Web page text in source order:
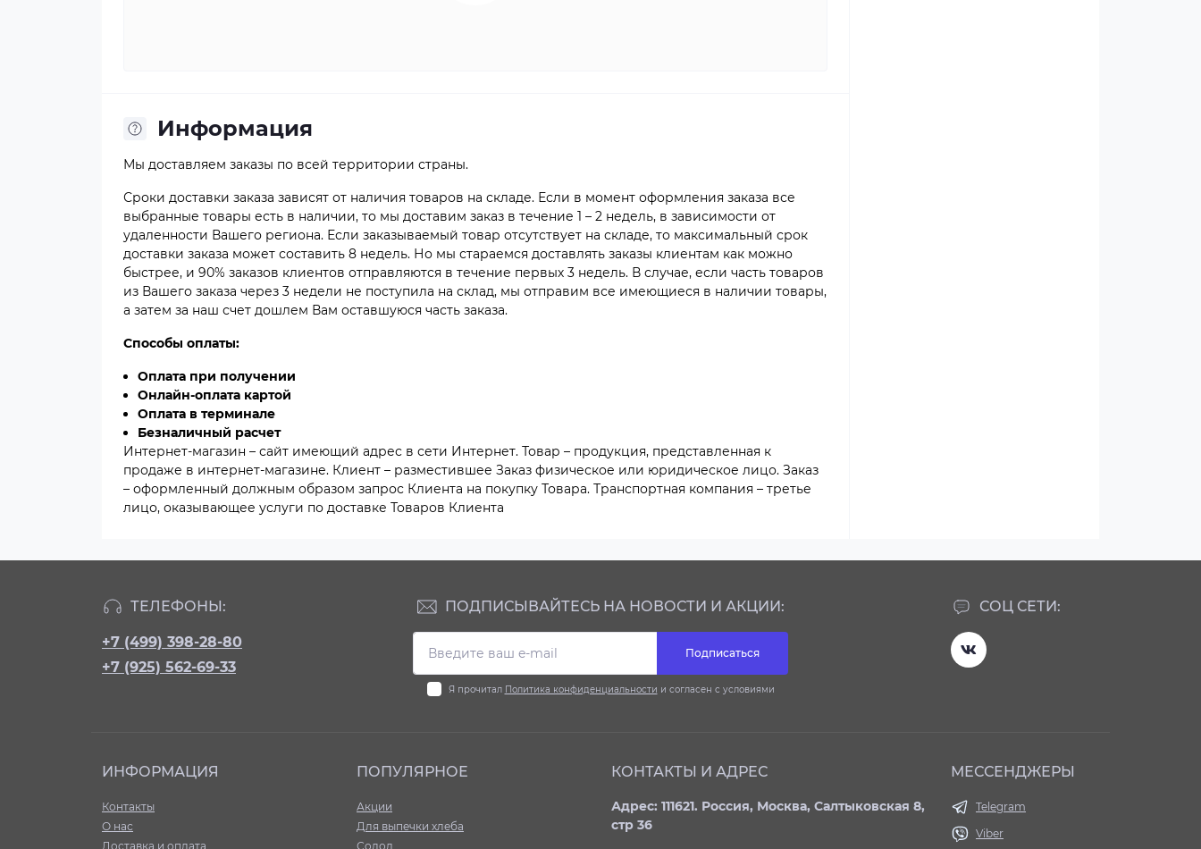
Информация
Мы доставляем заказы по всей территории страны.
Сроки доставки заказа зависят от наличия товаров на складе. Если в момент оформления заказа все
выбранные товары есть в наличии, то мы доставим заказ в течение 1 – 2 недель, в зависимости от
удаленности Вашего региона. Если заказываемый товар отсутствует на складе, то максимальный срок
доставки заказа может составить 8 недель. Но мы стараемся доставлять заказы клиентам как можно
быстрее, и 90% заказов клиентов отправляются в течение первых 3 недель. В случае, если часть товаров
из Вашего заказа через 3 недели не поступила на склад, мы отправим все имеющиеся в наличии товары,
а затем за наш счет дошлем Вам оставшуюся часть заказа.
Способы оплаты:
Оплата при получении
Онлайн-оплата картой
Оплата в терминале
Безналичный расчет
Интернет-магазин – сайт имеющий адрес в сети Интернет. Товар – продукция, представленная к
продаже в интернет-магазине. Клиент – разместившее Заказ физическое или юридическое лицо. Заказ
– оформленный должным образом запрос Клиента на покупку Товара. Транспортная компания – третье
лицо, оказывающее услуги по доставке Товаров Клиента
ТЕЛЕФОНЫ:
+7 (499) 398-28-80
+7 (925) 562-69-33
СОЦ СЕТИ:
ПОДПИСЫВАЙТЕСЬ НА НОВОСТИ И АКЦИИ:
Подписаться
Я прочитал Политика конфиденциальности и согласен с условиями
ИНФОРМАЦИЯ
Контакты
О нас
Доставка и оплата
ПОПУЛЯРНОЕ
Акции
Для выпечки хлеба
Солод
КОНТАКТЫ И АДРЕС
Адрес: 111621. Россия, Москва, Салтыковская 8,
стр 36
МЕССЕНДЖЕРЫ
Telegram
Viber